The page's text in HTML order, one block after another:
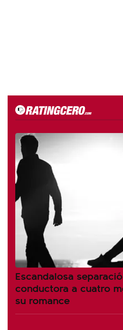
Escandalosa
conductora a cuatro
su romance